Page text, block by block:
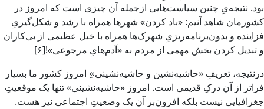
بود. نتیجه‌یِ چنین سیاست‌هایی ازجمله آن چیزی است که امروز در
کشورمان شاهد آنیم: «باد کردن» شهرها همراه با رشد و شکل‌گیریِ
فزاینده و بدون‌برنامه‌ریزیِ شهرک‌ها همراه با خیل عظیمی از بی‌کاران
و تبدیل کردن بخش مهمی از مردم به «آدم‌هایِ مرجوعی»![۶]
درنتیجه، تعریفِ «حاشیه‌نشین و حاشیه‌نشینی»ِ امروز کشور ما بسیار
فراتر از آن درکِ قدیمی است. امروز «حاشیه‌نشینی» تنها یک موقعیتِ
جغرافیایی نیست بلکه افزون‌بر آن یک وضعیتِ اجتماعی نیز هست.